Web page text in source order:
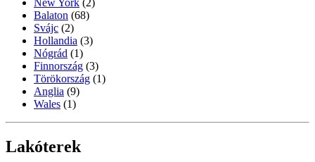
Balaton (68)
Svájc (2)
Hollandia (3)
Nógrád (1)
Finnország (3)
Törökország (1)
Anglia (9)
Wales (1)
Lakóterek